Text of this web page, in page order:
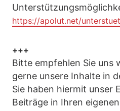
https://apolut.net/
+++
Bitte empfehlen Sie uns
gerne unsere Inhalte in
Sie haben hiermit unser
Beiträge in Ihren